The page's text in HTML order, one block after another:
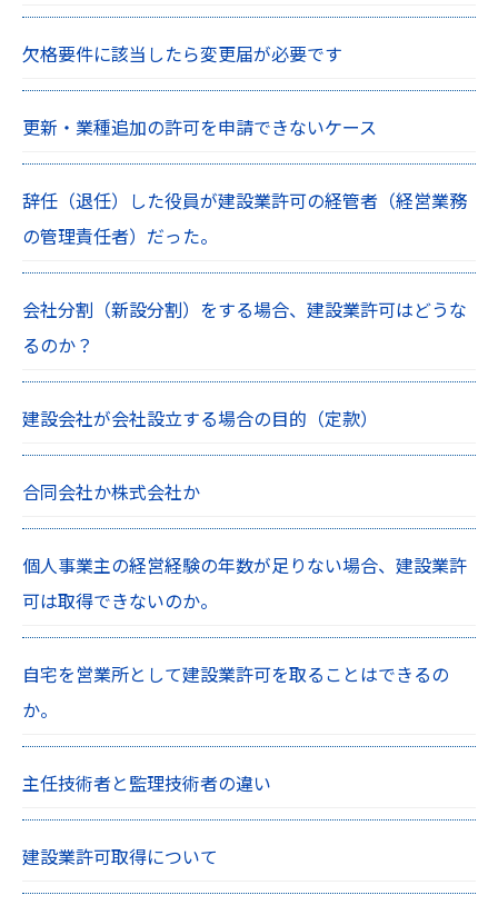
欠格要件に該当したら変更届が必要です
更新・業種追加の許可を申請できないケース
辞任（退任）した役員が建設業許可の経管者（経営業務
の管理責任者）だった。
会社分割（新設分割）をする場合、建設業許可はどうな
るのか？
建設会社が会社設立する場合の目的（定款）
合同会社か株式会社か
個人事業主の経営経験の年数が足りない場合、建設業許
可は取得できないのか。
自宅を営業所として建設業許可を取ることはできるの
か。
主任技術者と監理技術者の違い
建設業許可取得について